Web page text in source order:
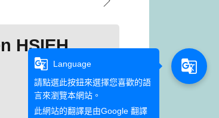
HSIEH
g_translate
Language
請點選此按鈕來選擇您喜歡的語
言來瀏覽本網站。
此網站的翻譯是由Google 翻譯
g_translate